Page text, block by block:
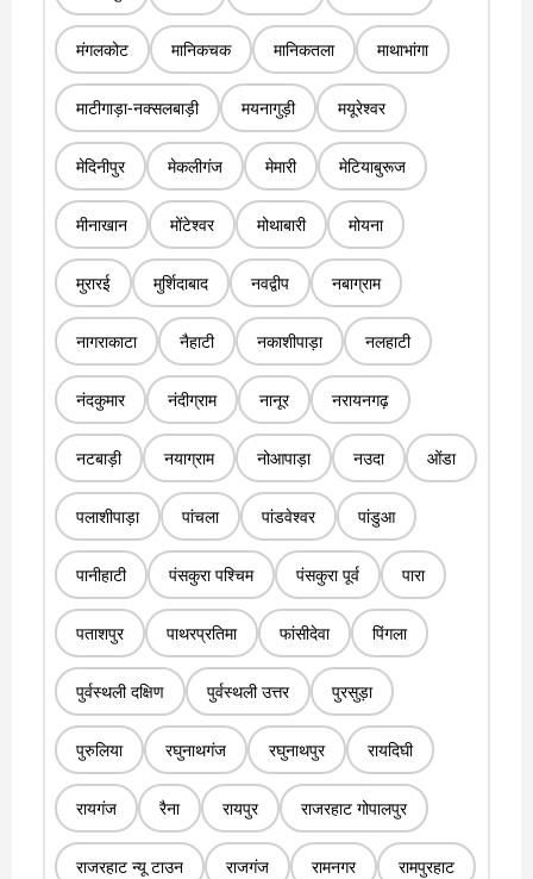
मंगलकोट मानिकचक मानिकतला माथाभांगा
माटीगाड़ा-नक्सलबाड़ी मयनागुड़ी मयूरेश्वर
मेदिनीपुर मेकलीगंज मेमारी मेटियाबुरूज
मीनाखान मोंटेश्वर मोथाबारी मोयना
मुरारई मुर्शिदाबाद नवद्वीप नबाग्राम
नागराकाटा नैहाटी नकाशीपाड़ा नलहाटी
नंदकुमार नंदीग्राम नानूर नरायनगढ़
नटबाड़ी नयाग्राम नोआपाड़ा नउदा ओंडा
पलाशीपाड़ा पांचला पांडवेश्वर पांडुआ
पानीहाटी पंसकुरा पश्चिम पंसकुरा पूर्व पारा
पताशपुर पाथरप्रतिमा फांसीदेवा पिंगला
पुर्वस्थली दक्षिण पुर्वस्थली उत्तर पुरसुड़ा
पुरुलिया रघुनाथगंज रघुनाथपुर रायदिघी
रायगंज रैना रायपुर राजरहाट गोपालपुर
राजरहाट न्यू टाउन राजगंज रामनगर रामपुरहाट